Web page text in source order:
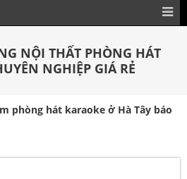
NỘI THẤT PHÒNG HÁT
NGHIỆP GIÁ RẺ
phòng hát karaoke ở Hà Tây báo